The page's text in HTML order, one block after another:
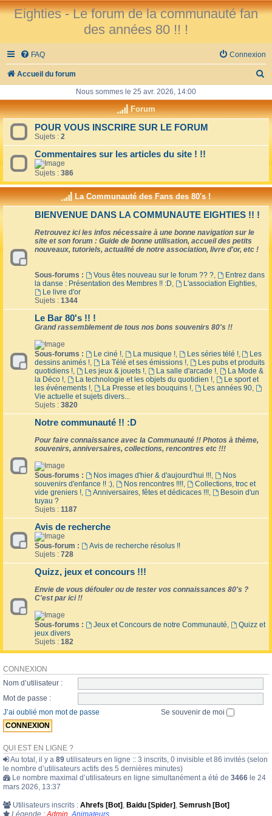
Eighties - Le forum de la communauté fan
des années 80 !! !
FAQ Connexion
Accueil du forum
h
h
e
Nous sommes le 25 avr. 2026, 14:00
Forum
POUR VOUS INSCRIRE SUR LE FORUM
Sujets : 2
Commentaires sur les articles du site ! !!
Sujets : 386
La Communauté des Fans des 80's !
BIENVENUE DANS LA COMMUNAUTE EIGHTIES !! !
Retrouvez ici les infos nécessaire à une bonne navigation sur le
site et son forum : Guide de bonne utilisation, accueil des petits
nouveaux, tutoriels, actualité de notre association, livre d'or, etc !
Sous-forums : Vous êtes nouveau sur le forum ?? ?,
Entrez dans
la danse : Présentation des Membres !! :D, L'association Eighties,
Le livre d'or
Sujets : 1344
Le Bar 80's !! !
Grand rassemblement de tous nos bons souvenirs 80's !!
Sous-forums : Le ciné !, La musique !, Les séries télé !,
Les
dessins animés !, La Télé et ses émissions !,
Les pubs et produits
quotidiens !, Les jeux & jouets !, La salle d'arcade !,
La Mode &
la Déco !, La technologie et les objets du quotidien !,
Le sport et
les événements !, La Presse et les bouquins !, Les années 90,
Vie actuelle et sujets divers...
Sujets : 3820
Notre communauté !! :D
Pour faire connaissance avec la Communauté !! Photos à thème,
souvenirs, anniversaires, collections, rencontres etc !!!
Sous-forums : Nos images d'hier & d'aujourd'hui !!!,
Nos
souvenirs d'enfance !! :), Nos rencontres !!!!,
Collections, troc et
vide greniers !, Anniversaires, fêtes et dédicaces !!!,
Besoin d'un
tuyau ?
Sujets : 1187
Avis de recherche
Sous-forum :
Avis de recherche résolus !!
Sujets : 728
Quizz, jeux et concours !!!
Envie de vous défouler ou de tester vos connaissances 80's ?
C'est par ici !!
Sous-forums : Jeux et Concours de notre Communauté,
Quizz et
jeux divers
Sujets : 182
CONNEXION
Nom d’utilisateur :
Mot de passe :
J’ai oublié mon mot de passe
Se souvenir de moi
QUI EST EN LIGNE ?
Au total, il y a 89 utilisateurs en ligne :: 3 inscrits, 0 invisible et 86 invités (selon
le nombre d’utilisateurs actifs des 5 dernières minutes)
Le nombre maximal d’utilisateurs en ligne simultanément a été de 3466 le 24
mars 2026, 13:37
Utilisateurs inscrits : Ahrefs [Bot] , Baidu [Spider] , Semrush [Bot]
Légende : Admin Animateurs